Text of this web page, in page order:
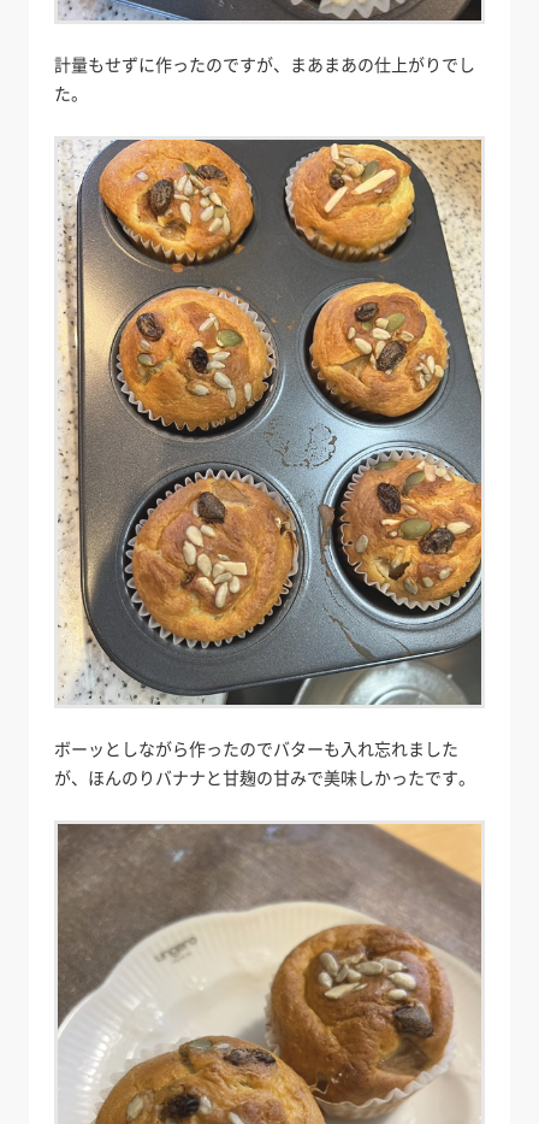
計量もせずに作ったのですが、まあまあの仕上がりでし
た。
ボーッとしながら作ったのでバターも入れ忘れました
が、ほんのりバナナと甘麹の甘みで美味しかったです。